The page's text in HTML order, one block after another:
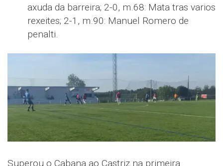
axuda da barreira; 2-0, m.68: Mata tras varios
rexeites; 2-1, m.90: Manuel Romero de
penalti.
Superou o Cabana ao Castriz na primeira